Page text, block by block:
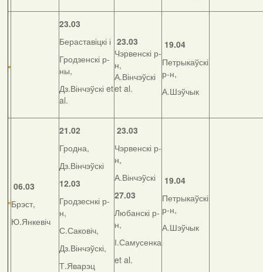
23.03
Бераставіцкі і
Гродзенскі р-
ны,
Дз.Вінчэўскі et
al.
23.03
Чэрвенскі р-
н,
А.Вінчэўскі
et al.
19.04
Петрыкаўскі
р-н,
А.Шэўчык
06.03
Брэст,
Ю.Янкевіч
21.02
Гродна,
Дз.Вінчэўскі
12.03
Гродзеснкі р-
н,
С.Саковіч,
Дз.Вінчэўскі,
Т.Яварэц
23.03
Чэрвенскі р-
н,
А.Вінчэўскі
27.03
Любанскі р-
н,
І.Самусенка
et al.
19.04
Петрыкаўскі
р-н,
А.Шэўчык